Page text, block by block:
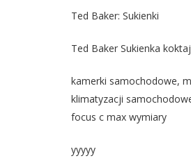
Ted Baker: Sukienki
Ted Baker Sukienka
kamerki samochodowe,
klimatyzacji
focus c max wymiary
yyyyy